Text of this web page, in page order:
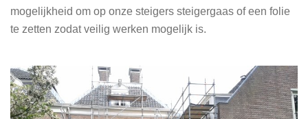
mogelijkheid om op onze steigers steigergaas of een folie
te zetten zodat veilig werken mogelijk is.